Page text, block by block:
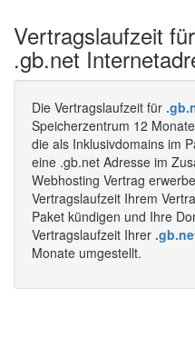
Vertragslaufzeit
.gb.net
Die Vertragslaufzeit für
Speicherzentrum 12
die als Inklusivdomains im
eine .gb.net Adresse im
Webhosting Vertrag
Vertragslaufzeit Ihrem
Paket kündigen und Ihre
Vertragslaufzeit Ihrer
Monate umgestellt.